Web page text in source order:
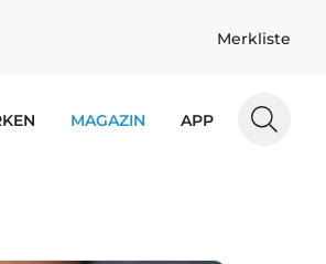
Merkliste
MAGAZIN APP